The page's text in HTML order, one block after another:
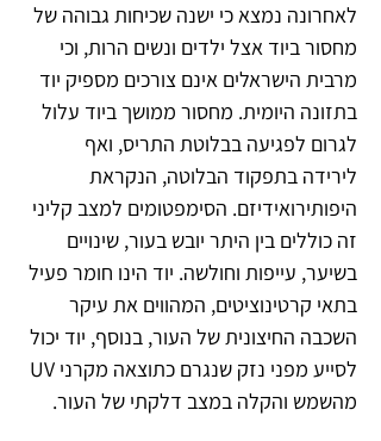
לאחרונה נמצא כי ישנה שכיחות גבוהה של
מחסור ביוד אצל ילדים ונשים הרות, וכי
מרבית הישראלים אינם צורכים מספיק יוד
בתזונה היומית. מחסור ממושך ביוד עלול
לגרום לפגיעה בבלוטת התריס, ואף
לירידה בתפקוד הבלוטה, הנקראת
היפותירואידיזם. הסימפטומים למצב קליני
זה כוללים בין היתר יובש בעור, שינויים
בשיער, עייפות וחולשה. יוד הינו חומר פעיל
בתאי קרטינוציטים, המהווים את עיקר
השכבה החיצונית של העור, בנוסף, יוד יכול
מהשמש והקלה במצב דלקתי של העור.